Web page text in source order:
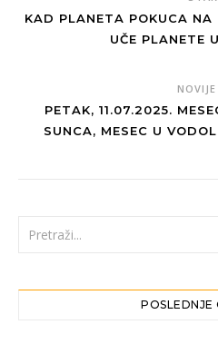
KAD PLANETA POKUCA
UČE PLANETE
NOVIJE
PETAK, 11.07.2025.
SUNCA, MESEC U
POSLEDNJE